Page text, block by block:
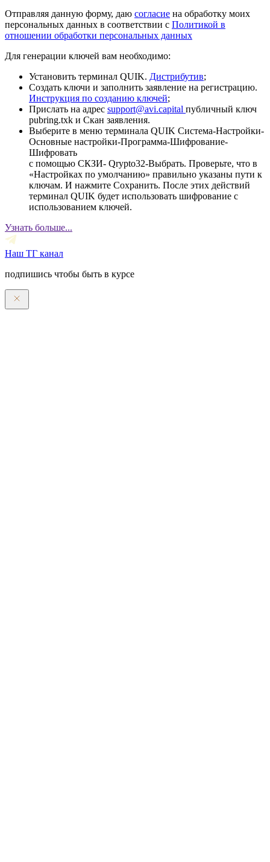
Отправляя данную форму, даю согласие на обработку моих
персональных данных в соответствии с Политикой в
отношении обработки персональных данных
Для генерации ключей вам необходимо:
Установить терминал QUIK. Дистрибутив;
Создать ключи и заполнить заявление на регистрацию.
Инструкция по созданию ключей;
Прислать на адрес support@avi.capital публичный ключ
pubring.txk и Скан заявления.
Выберите в меню терминала QUIK Система-Настройки-
Основные настройки-Программа-Шифрование-
Шифровать
с помощью СКЗИ- Qrypto32-Выбрать. Проверьте, что в
«Настройках по умолчанию» правильно указаны пути к
ключам. И нажмите Сохранить. После этих действий
терминал QUIK будет использовать шифрование с
использованием ключей.
Узнать больше...
Наш ТГ канал
подпишись чтобы быть в курсе